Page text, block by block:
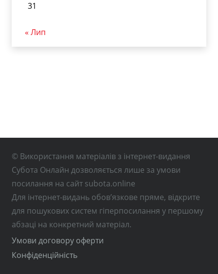
31
« Лип
© Використання матеріалів з інтернет-видання
Субота Онлайн дозволяється лише за умови
посилання на сайт subota.online
Для інтернет-видань обов’язкове пряме, відкрите
для пошукових систем гіперпосилання у першому
абзаці на конкретний матеріал.
Умови договору оферти
Конфіденційність